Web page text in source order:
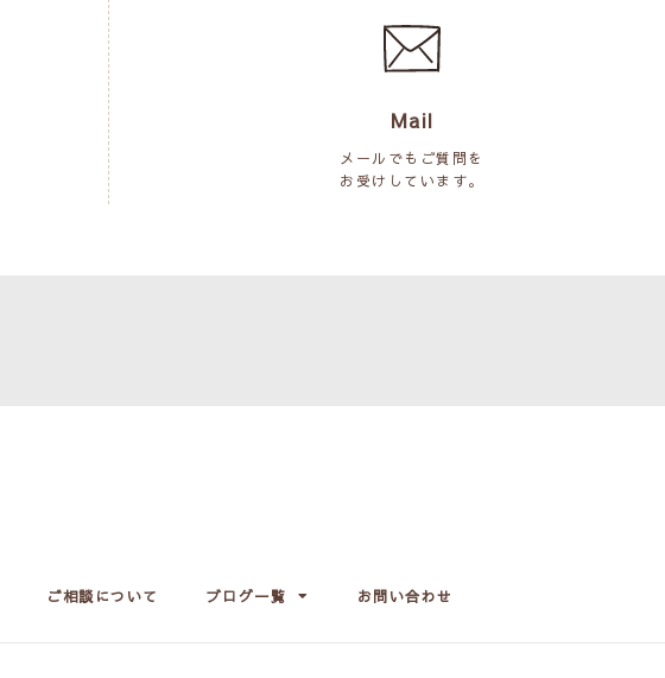
Mail
メールでもご質問を
お受けしています。
ご相談について ブログ一覧 お問い合わせ